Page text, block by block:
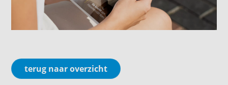
terug naar overzicht